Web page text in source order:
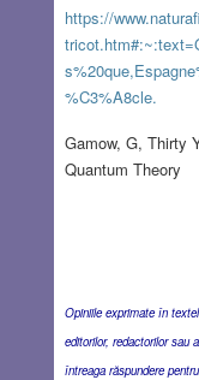
https://
%C3%A8cle.
Gamow, G, Thirty
Quantum Theory
Opiniile exprimate în
editorilor, redactorilor sau
întreaga răspundere